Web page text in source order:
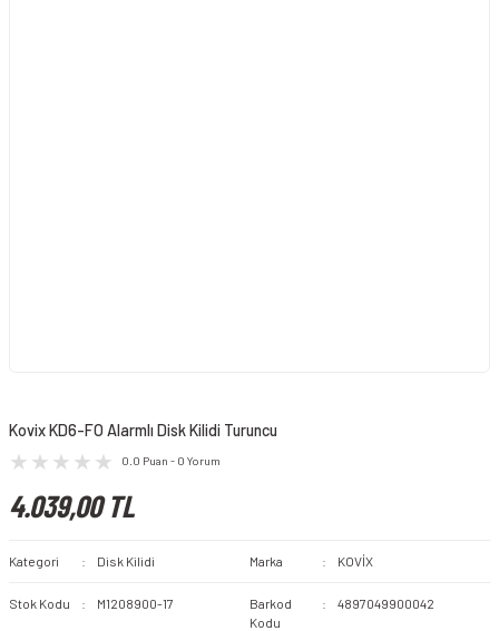
Kovix KD6-FO Alarmlı Disk Kilidi Turuncu
0.0 Puan - 0 Yorum
4.039,00 TL
Kategori Disk Kilidi Marka KOVİX
Stok Kodu M1208900-17
Barkod
Kodu
4897049900042